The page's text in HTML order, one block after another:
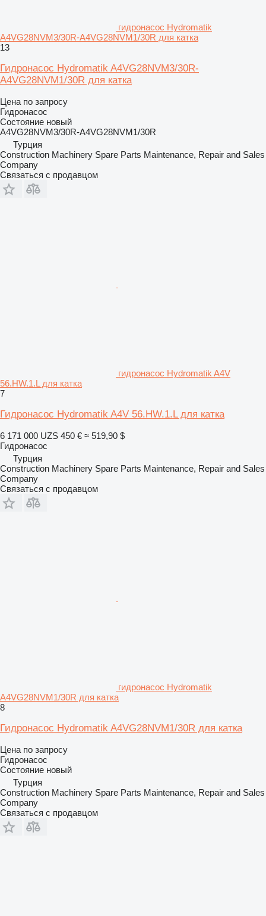
гидронасос Hydromatik
A4VG28NVM3/30R-A4VG28NVM1/30R для катка
13
Гидронасос Hydromatik A4VG28NVM3/30R-
A4VG28NVM1/30R для катка
Цена по запросу
Гидронасос
Состояние новый
A4VG28NVM3/30R-A4VG28NVM1/30R
Турция
Construction Machinery Spare Parts Maintenance, Repair and Sales
Company
Связаться с продавцом
гидронасос Hydromatik A4V
56.HW.1.L для катка
7
Гидронасос Hydromatik A4V 56.HW.1.L для катка
6 171 000 UZS 450 € ≈ 519,90 $
Гидронасос
Турция
Construction Machinery Spare Parts Maintenance, Repair and Sales
Company
Связаться с продавцом
гидронасос Hydromatik
A4VG28NVM1/30R для катка
8
Гидронасос Hydromatik A4VG28NVM1/30R для катка
Цена по запросу
Гидронасос
Состояние новый
Турция
Construction Machinery Spare Parts Maintenance, Repair and Sales
Company
Связаться с продавцом